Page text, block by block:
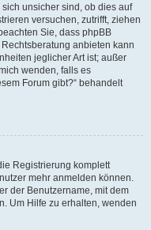
unsicher sind, ob dies auf
versuchen, zutrifft, ziehen
Sie, dass phpBB
anbieten kann
jeglicher Art ist; außer
wenden, falls es
Forum gibt?“ behandelt
Registrierung komplett
mehr anmelden können.
der Benutzername, mit dem
Um Hilfe zu erhalten, wenden